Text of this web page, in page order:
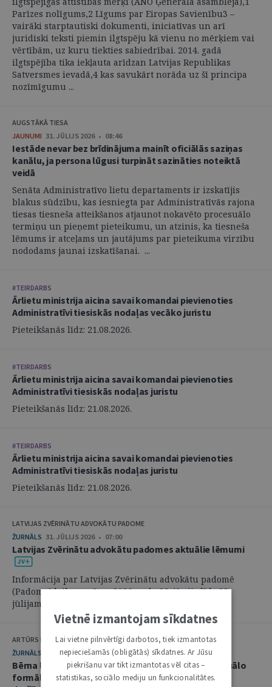
Parīzes nolīgums,2 Līgums par Eiropas Savienību3 –
vairāki starptautiski dokumenti, iniciatīvas un arī
juridiski teksti piemin ilgtspēju kā vienu no mērķiem vai
vērtībām, uz kuru tiekties sabiedrībai. 2014. gadā
ilgtspējība tika iekļauta arīdzan Latvijas Republikas
Satversmes ievadā,4 kas savukārt norāda uz šī principa
nozīmīgumu ...
AUGSTĀKĀ TIESA
JAUNUMI 31. JŪLIJS 2026 • 08:46
Iestāde nevar bez brīdinājuma mainīt oficiālās saziņas
kanālu, ja persona lūgusi turpināt sazināties noteiktā
veidā
Senāta Administratīvo lietu departaments ir izskatījis
blakus sūdzību, kas iesniegta par Administratīvās rajona
tiesas tiesneša atteikšanos atjaunot nokavēto procesuālo
termiņu un pieņemt pieteikumu, un atzinis, ka tiesneša
lēmums ir atceļams un jautājums par pieteikuma virzību
nododams jaunai izskatīšanai. ...
#TEIRDARBS
Ārlietu ministrija aicina savai komandai pievienoties
Administratīvi tiesiskās nodaļas vecāko juristu
Pieteikšanās līdz: 21.08.2026.
#TEIRDARBS
Ārlietu ministrija aicina savai komandai pievienoties
Administratīvi tiesiskās nodaļas juristu
Pieteikšanās līdz: 21.08.2026.
#TEIRDARBS
Ārlietu ministrija aicina savai komandai pievienoties
Administratīvi tiesiskās nodaļas juristu
Pieteikšanās līdz: 21.08.2026.
LATVIJAS ZVĒRINĀTU ADVOKĀTU PADOME
ŽURNĀLS 31. JŪLIJS 2026 • 07:00
Latvijas Zvērinātu advokātu padomes aktuālie lēmumi
Informācija par Latvijas Zvērinātu advokātu padomē
(Padome) laikposmā no 2026. gada 25. jūnija līdz 28.
jūlijam pieņemtajiem lēmumiem. ...
ARTŪRS KURBATOVS, INGA KUDEIKINA, MARTA URBĀNE
ŽURNĀLS
29. JŪLIJS 2026 • 08:00
Bērna labākās intereses civilprocesā: starp procesuālo
formālismu un pienākumu nekavējoties reaģēt uz
Vietnē izmantojam sīkdatnes
Lai vietne pilnvērtīgi darbotos, tiek izmantotas
nepieciešamās (obligātās) sīkdatnes. Ar Jūsu
piekrišanu var tikt izmantotas vēl citas –
statistikas, sociālo mediju un funkcionalitātes.